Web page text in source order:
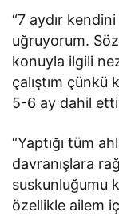
“7 aydır
uğruyorum.
konuyla ilgili
çalıştım çünkü
5-6 ay dahil
“Yaptığı tüm
davranışlara
suskunluğumu
özellikle ailem